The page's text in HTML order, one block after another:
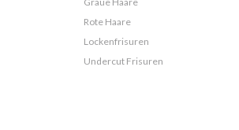
Rote Haare
Lockenfrisuren
Undercut Frisuren